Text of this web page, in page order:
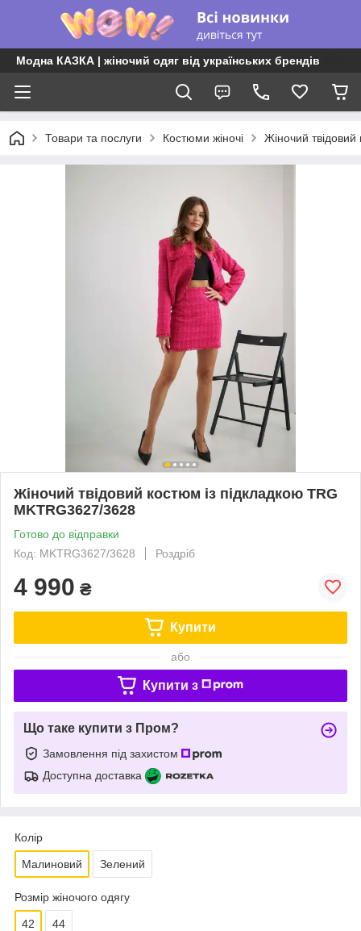
Модна КАЗКА | жіночий одяг від українських брендів
Товари та послуги Костюми жіночі Жіночий
Жіночий твідовий костюм із підкладкою TRG
MKTRG3627/3628
Готово до відправки
Код: MKTRG3627/3628
Роздріб
4 990 ₴
Купити
або
Купити з
Що таке купити з Пром?
Замовлення під захистом
Доступна доставка
Колір
Малиновий Зелений
Розмір жіночого одягу
42 44